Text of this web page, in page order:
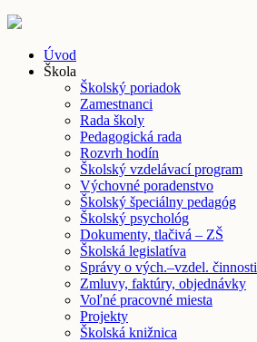
Úvod
Škola
Školský poriadok
Zamestnanci
Rada školy
Pedagogická rada
Rozvrh hodín
Školský vzdelávací program
Výchovné poradenstvo
Školský špeciálny pedagóg
Školský psychológ
Dokumenty, tlačivá – ZŠ
Školská legislatíva
Správy o vých.–vzdel. činnosti
Zmluvy, faktúry, objednávky
Voľné pracovné miesta
Projekty
Školská knižnica